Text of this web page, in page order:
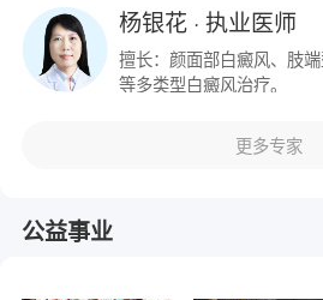
杨银花· 执业医师
擅长：颜面部白癜风、肢
等多类型白癜风治疗。
更多专家
公益事业